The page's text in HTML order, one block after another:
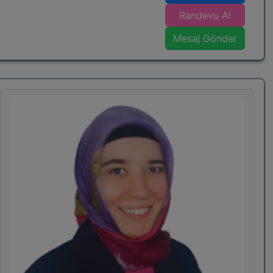
geliştirme eğitimlerimde ise öğrencilerin okuma
yaparken veya sınav esnasında daha az vakit
kaybetmelerini, odaklanmalarını ve anlama hızlarını
Randevu Al
Mesaj Gönder